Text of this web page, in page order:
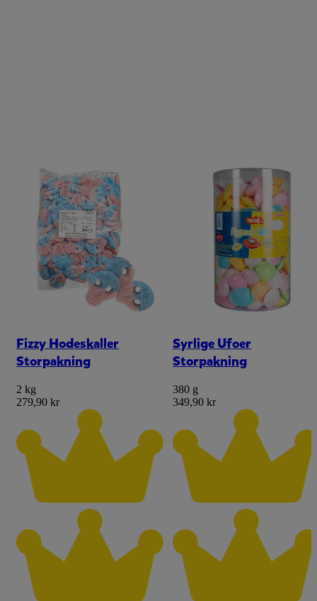
Fizzy Hodeskaller
Storpakning
2 kg
279,90 kr
Syrlige Ufoer
Storpakning
380 g
349,90 kr